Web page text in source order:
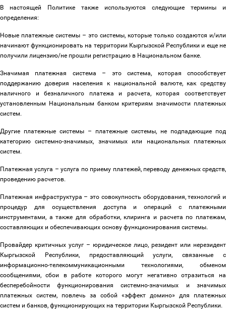
В настоящей Политике также используются следующие термины и
определения:
Новые платежные системы – это системы, которые только создаются и/или
начинают функционировать на территории Кыргызской Республики и еще не
получили лицензию/не прошли регистрацию в Национальном банке.
Значимая платежная система – это система, которая способствует
поддержанию доверия населения к национальной валюте, как средству
наличного и безналичного платежа и расчета, которая соответствует
установленным Национальным банком критериям значимости платежных
систем.
Другие платежные системы – платежные системы, не подпадающие под
категорию системно-значимых, значимых или национальных платежных
систем.
Платежная услуга – услуга по приему платежей, переводу денежных средств,
проведению расчетов.
Платежная инфраструктура – это совокупность оборудования, технологий и
процедур для осуществления доступа и операций с платежными
инструментами, а также для обработки, клиринга и расчета по платежам,
составляющих и обеспечивающих основу функционирования системы.
Провайдер критичных услуг – юридическое лицо, резидент или нерезидент
Кыргызской Республики, предоставляющий услуги, связанные с
информационно-телекоммуникационными технологиями, обменом
сообщениями, сбои в работе которого могут негативно отразиться на
бесперебойности функционирования системно-значимых и значимых
платежных систем, повлечь за собой «эффект домино» для платежных
систем и банков, функционирующих на территории Кыргызской Республики.